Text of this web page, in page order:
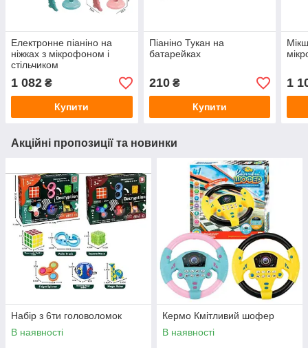
Електронне піаніно на
ніжках з мікрофоном і
стільчиком
1 082 ₴
Купити
Піаніно Тукан на
батарейках
210₴
Купити
1
Акційні пропозиції та новинки
Набір з 6ти головоломок
В наявності
Кермо Кмітливий шофер
В наявності